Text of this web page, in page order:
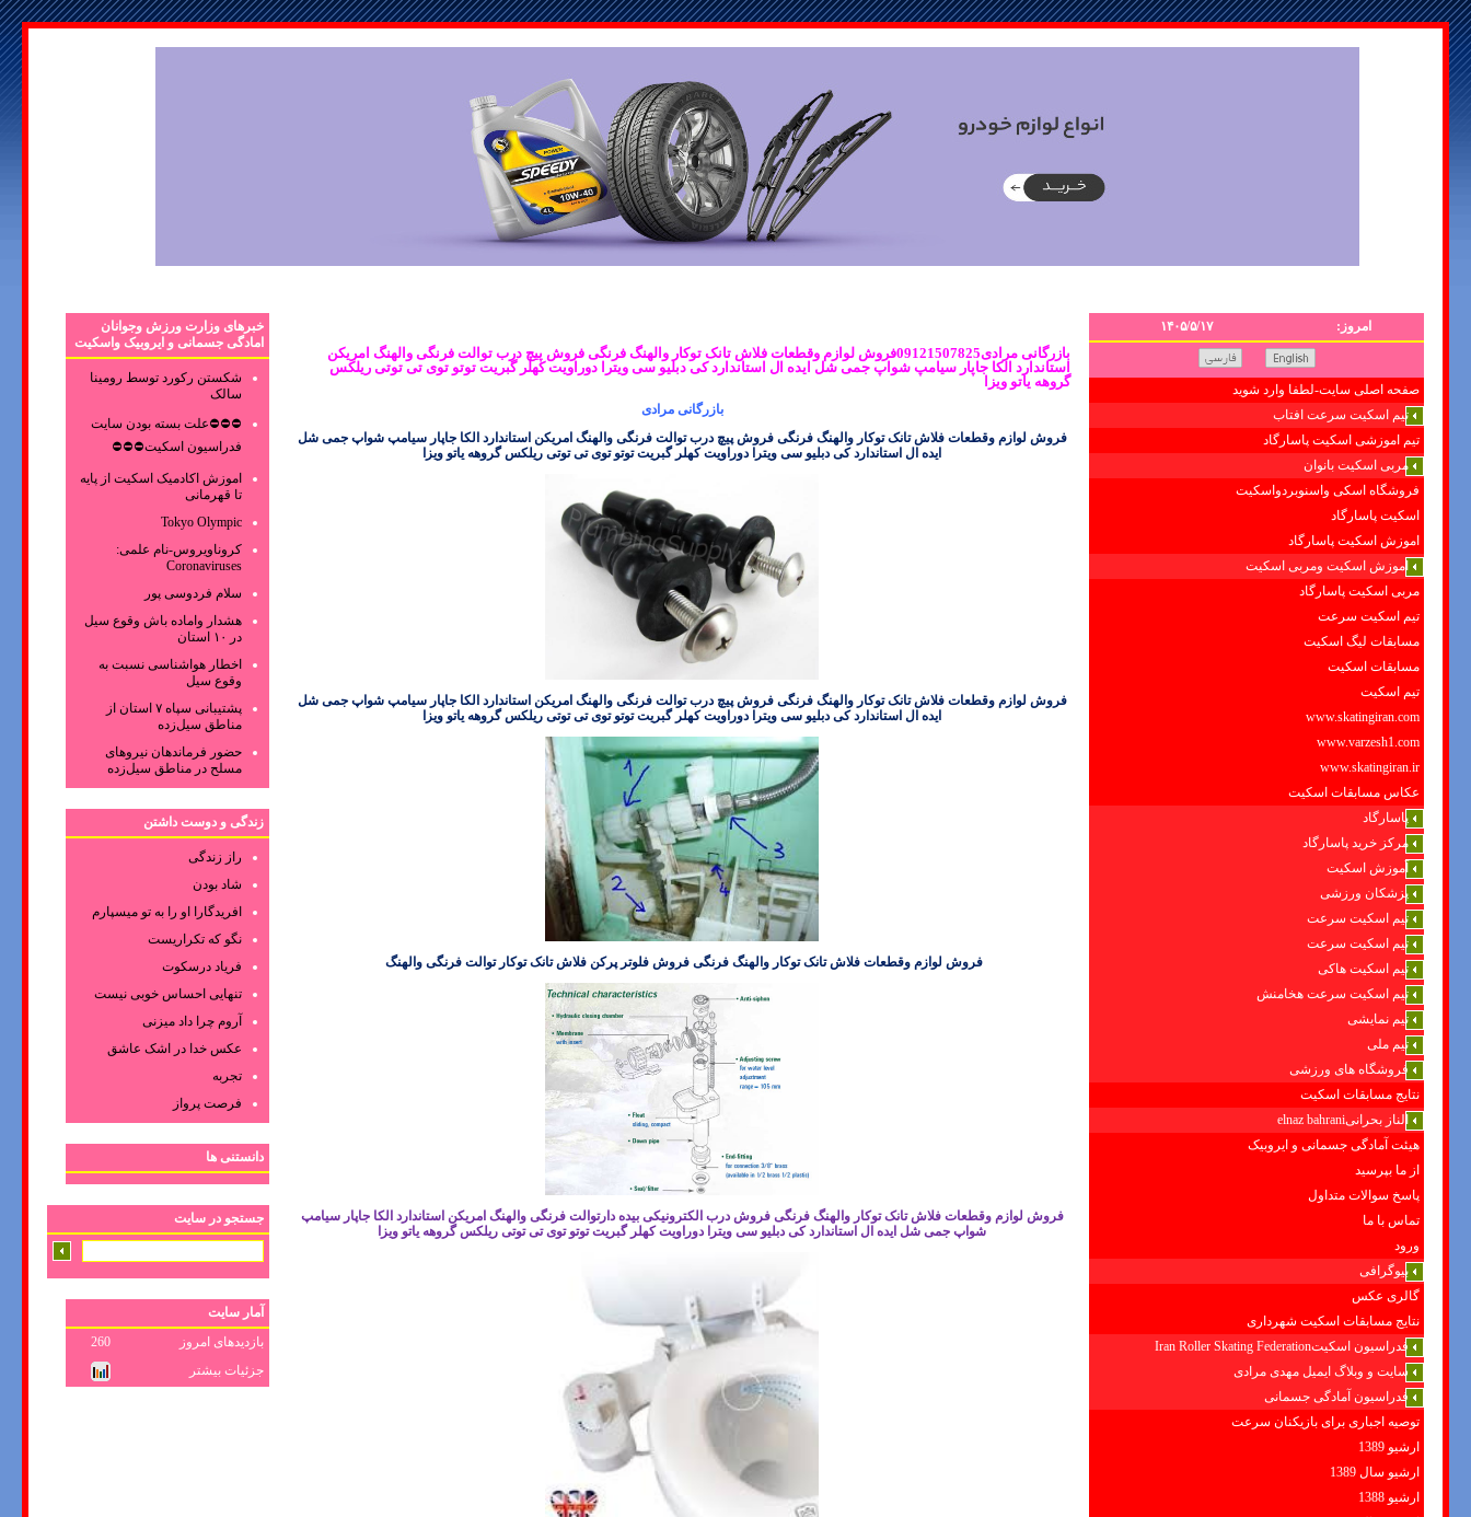
امروز: ۱۴۰۵/۵/۱۷
صفحه اصلی سایت-لطفا وارد شوید
تیم اسکیت سرعت افتاب
تیم اموزشی اسکیت پاسارگاد
مربی اسکیت بانوان
فروشگاه اسکی واسنوبردواسکیت
اسکیت پاسارگاد
اموزش اسکیت پاسارگاد
اموزش اسکیت ومربی اسکیت
مربی اسکیت پاسارگاد
تیم اسکیت سرعت
مسابقات لیگ اسکیت
مسابقات اسکیت
تیم اسکیت
www.skatingiran.com
www.varzesh1.com
www.skatingiran.ir
عکاس مسابقات اسکیت
پاسارگاد
مرکز خرید پاسارگاد
آموزش اسکیت
پزشکان ورزشی
تیم اسکیت سرعت
تیم اسکیت سرعت
تیم اسکیت هاکی
تیم اسکیت سرعت هخامنش
تیم نمایشی
تیم ملی
فروشگاه های ورزشی
نتایج مسابقات اسکیت
الناز بحرانیelnaz bahrani
هیئت آمادگی جسمانی و ایروبیک
از ما بپرسید
پاسخ سوالات متداول
تماس با ما
ورود
بیوگرافی
گالری عکس
نتایج مسابقات اسکیت شهرداری
فدراسیون اسکیتIran Roller Skating Federation
سایت و وبلاگ ایمیل مهدی مرادی
فدراسیون آمادگی جسمانی
توصیه اجباری برای بازیکنان سرعت
ارشیو 1389
ارشیو سال 1389
ارشیو 1388
بازرگانی مرادی09121507825فروش لوازم وقطعات فلاش تانک توکار والهنگ فرنگی فروش پیچ درب توالت فرنگی والهنگ امریکن
استاندارد الکا جاپار سیامپ شواپ جمی شل ایده ال استاندارد کی دبلیو سی ویترا دوراویت کهلر گبریت توتو توی تی توتی ریلکس
گروهه یاتو ویزا
بازرگانی مرادی
فروش لوازم وقطعات فلاش تانک توکار والهنگ فرنگی فروش پیچ درب توالت فرنگی والهنگ امریکن استاندارد الکا جاپار سیامپ شواپ جمی شل
ایده ال استاندارد کی دبلیو سی ویترا دوراویت کهلر گبریت توتو توی تی توتی ریلکس گروهه یاتو ویزا
فروش لوازم وقطعات فلاش تانک توکار والهنگ فرنگی فروش پیچ درب توالت فرنگی والهنگ امریکن استاندارد الکا جاپار سیامپ شواپ جمی شل
ایده ال استاندارد کی دبلیو سی ویترا دوراویت کهلر گبریت توتو توی تی توتی ریلکس گروهه یاتو ویزا
فروش لوازم وقطعات فلاش تانک توکار والهنگ فرنگی فروش فلوتر پرکن فلاش تانک توکار توالت فرنگی والهنگ
فروش لوازم وقطعات فلاش تانک توکار والهنگ فرنگی فروش درب الکترونیکی بیده دارتوالت فرنگی والهنگ امریکن استاندارد الکا جاپار سیامپ
شواپ جمی شل ایده ال استاندارد کی دبلیو سی ویترا دوراویت کهلر گبریت توتو توی تی توتی ریلکس گروهه یاتو ویزا
خبرهای وزارت ورزش وجوانان
امادگی جسمانی و ایروبیک واسکیت
شکستن رکورد توسط رومینا
سالک
⛔⛔⛔علت بسته بودن سایت
فدراسیون اسکیت⛔⛔⛔
اموزش اکادمیک اسکیت از پایه
تا قهرمانی
Tokyo Olympic
کروناویروس‌-نام علمی:
Coronaviruses
سلام فردوسی پور
هشدار واماده باش وقوع سیل
در ۱۰ استان
اخطار هواشناسی نسبت به
وقوع سیل
پشتیبانی سپاه ۷ استان از
مناطق سیل‌زده
حضور فرماندهان نیروهای
مسلح در مناطق سیل‌زده
زندگی و دوست داشتن
راز زندگی
شاد بودن
افریدگارا او را به تو میسپارم
نگو که تکراریست
فریاد درسکوت
تنهایی احساس خوبی نیست
آروم چرا داد میزنی
عکس‌ خدا در اشک‌ عاشق‌
تجربه
فرصت پرواز
دانستنی ها
جستجو در سایت
آمار سایت
بازدیدهای امروز
260
جزئیات بیشتر